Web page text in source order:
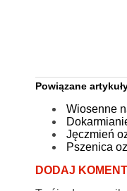
Powiązane
Wiosenne
Jęczmień
Pszenica
DODAJ